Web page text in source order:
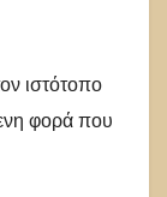
ιστότοπο
φορά που